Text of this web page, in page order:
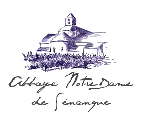
Abbaye Notre-Dame
de Sénanque